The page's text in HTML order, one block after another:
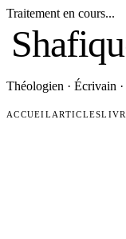
Traitement en cours...
Théologien · Écrivain
ACCUEIL ARTICLES